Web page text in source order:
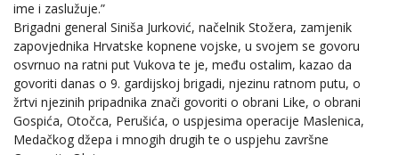
ime i zaslužuje.”
Brigadni general Siniša Jurković, načelnik Stožera, zamjenik
zapovjednika Hrvatske kopnene vojske, u svojem se govoru
osvrnuo na ratni put Vukova te je, među ostalim, kazao da
govoriti danas o 9. gardijskoj brigadi, njezinu ratnom putu, o
žrtvi njezinih pripadnika znači govoriti o obrani Like, o obrani
Gospića, Otočca, Perušića, o uspjesima operacije Maslenica,
Medačkog džepa i mnogih drugih te o uspjehu završne